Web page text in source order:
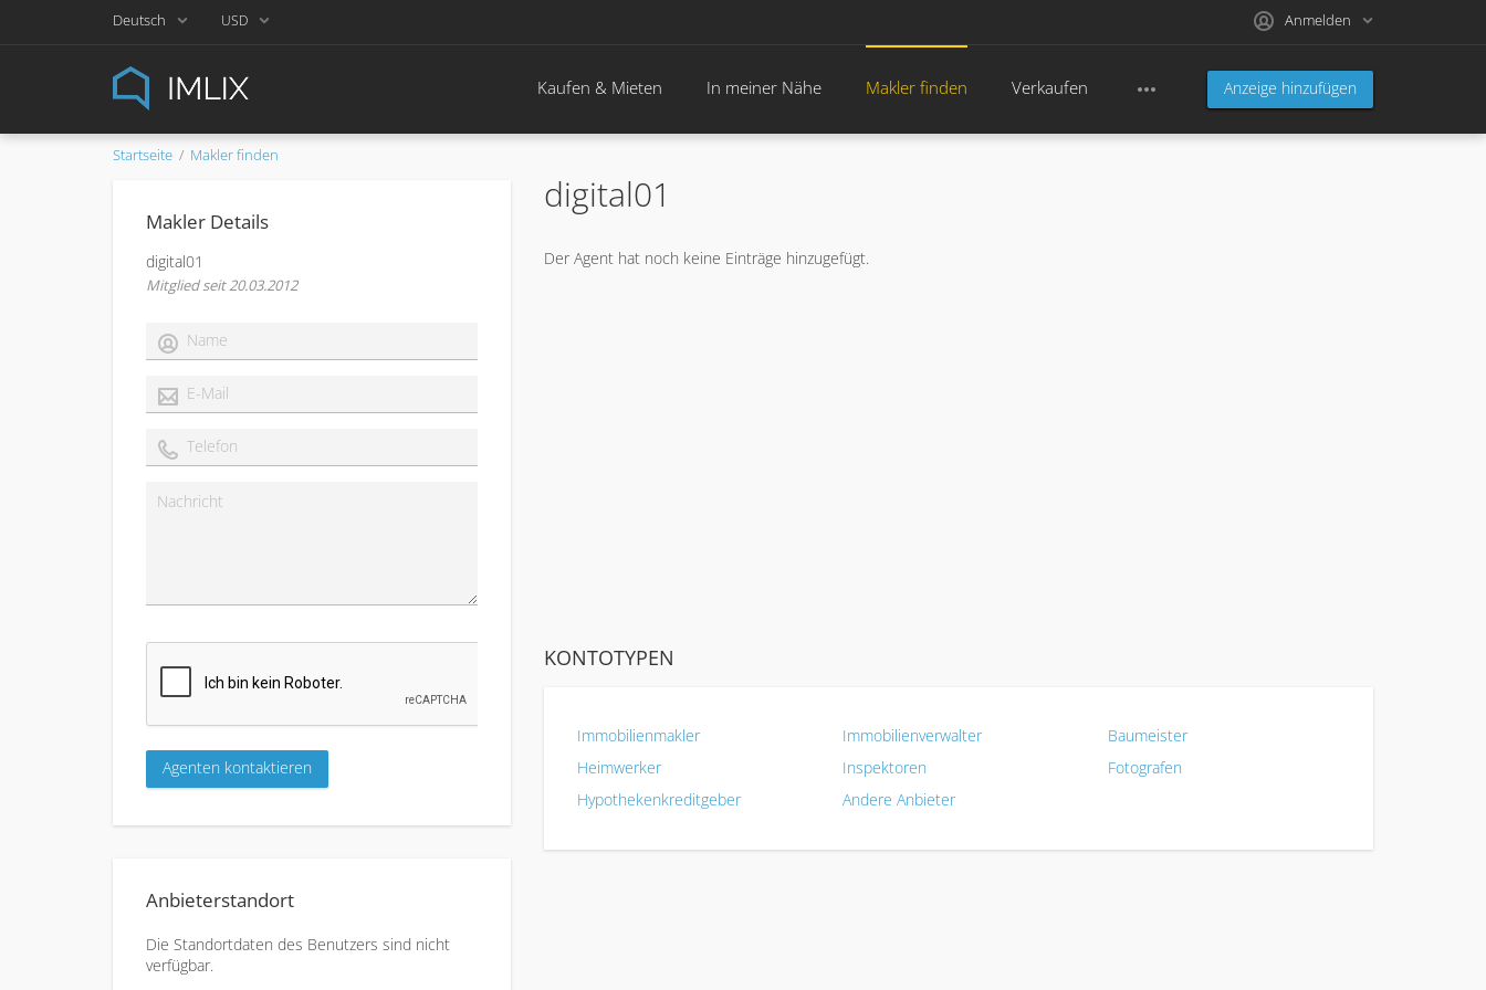
Deutsch USD Anmelden
Anzeige hinzufügen
Kaufen & Mieten In meiner Nähe Makler finden Verkaufen
Startseite Makler finden
Makler Details
digital01
Mitglied seit 20.03.2012
Anbieterstandort
Die Standortdaten des Benutzers sind nicht
verfügbar.
digital01
Der Agent hat noch keine Einträge hinzugefügt.
KONTOTYPEN
Immobilienmakler Immobilienverwalter
Baumeister
Heimwerker
Inspektoren
Fotografen
Hypothekenkreditgeber
Andere Anbieter